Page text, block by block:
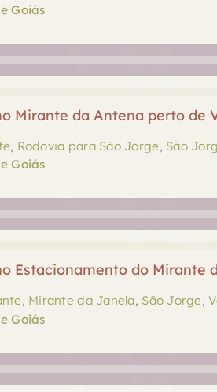
Goiás
Mirante da Antena perto de
, Rodovia para São Jorge, São
Goiás
Estacionamento do Mirante
, Mirante da Janela, São Jorge,
Goiás